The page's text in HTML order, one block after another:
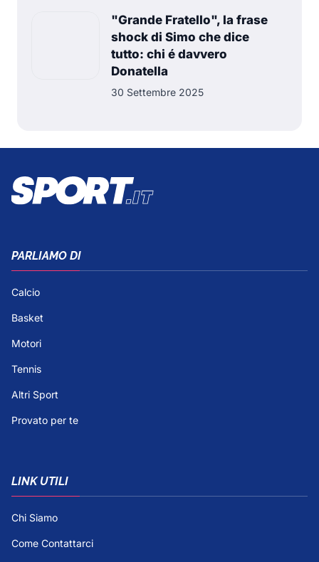
"Grande Fratello", la frase
shock di Simo che dice
tutto: chi é davvero
Donatella
30 Settembre 2025
PARLIAMO DI
Calcio
Basket
Motori
Tennis
Altri Sport
Provato per te
LINK UTILI
Chi Siamo
Come Contattarci